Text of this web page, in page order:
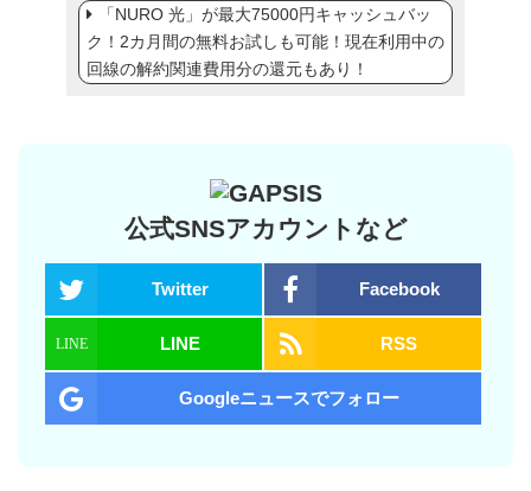
「NURO 光」が最大75000円キャッシュバッ
ク！2カ月間の無料お試しも可能！現在利用中の
回線の解約関連費用分の還元もあり！
公式SNSアカウントなど
Twitter Facebook
LINE RSS
Googleニュースでフォロー